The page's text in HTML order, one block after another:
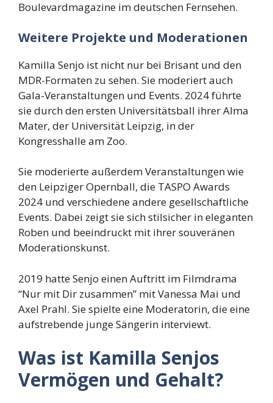
Boulevardmagazine im deutschen Fernsehen.
Weitere Projekte und Moderationen
Kamilla Senjo ist nicht nur bei Brisant und den
MDR-Formaten zu sehen. Sie moderiert auch
Gala-Veranstaltungen und Events. 2024 führte
sie durch den ersten Universitätsball ihrer Alma
Mater, der Universität Leipzig, in der
Kongresshalle am Zoo.
Sie moderierte außerdem Veranstaltungen wie
den Leipziger Opernball, die TASPO Awards
2024 und verschiedene andere gesellschaftliche
Events. Dabei zeigt sie sich stilsicher in eleganten
Roben und beeindruckt mit ihrer souveränen
Moderationskunst.
2019 hatte Senjo einen Auftritt im Filmdrama
“Nur mit Dir zusammen” mit Vanessa Mai und
Axel Prahl. Sie spielte eine Moderatorin, die eine
aufstrebende junge Sängerin interviewt.
Was ist Kamilla Senjos
Vermögen und Gehalt?